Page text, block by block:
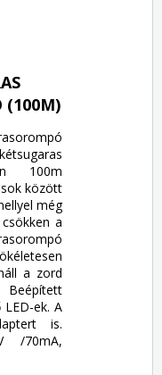
(100M)
100m
között
még
a
a zord
ek. A
is.
/70mA,